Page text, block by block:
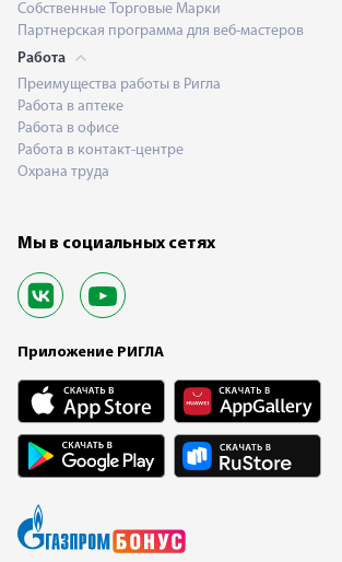
Собственные Торговые Марки
Партнерская программа для веб-мастеров
Работа
Преимущества работы в Ригла
Работа в аптеке
Работа в офисе
Работа в контакт-центре
Охрана труда
Мы в социальных сетях
Приложение РИГЛА